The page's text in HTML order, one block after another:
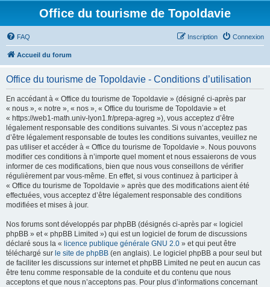
Office du tourisme de Topoldavie
FAQ Connexion
Inscription
Accueil du forum
Office du tourisme de Topoldavie - Conditions d’utilisation
En accédant à « Office du tourisme de Topoldavie » (désigné ci-après par
« nous », « notre », « nos », « Office du tourisme de Topoldavie » et
« https://web1-math.univ-lyon1.fr/prepa-agreg »), vous acceptez d’être
légalement responsable des conditions suivantes. Si vous n’acceptez pas
d’être légalement responsable de toutes les conditions suivantes, veuillez ne
pas utiliser et accéder à « Office du tourisme de Topoldavie ». Nous pouvons
modifier ces conditions à n’importe quel moment et nous essaierons de vous
informer de ces modifications, bien que nous vous conseillons de vérifier
régulièrement par vous-même. En effet, si vous continuez à participer à
« Office du tourisme de Topoldavie » après que des modifications aient été
effectuées, vous acceptez d’être légalement responsable des conditions
modifiées et mises à jour.
Nos forums sont développés par phpBB (désignés ci-après par « logiciel
phpBB » et « phpBB Limited ») qui est un logiciel de forum de discussions
déclaré sous la « licence publique générale GNU 2.0 » et qui peut être
téléchargé sur le site de phpBB (en anglais). Le logiciel phpBB a pour seul but
de faciliter les discussions sur internet et phpBB Limited ne peut en aucun cas
être tenu comme responsable de la conduite et du contenu que nous
acceptons et que nous n’acceptons pas. Pour plus d’informations concernant